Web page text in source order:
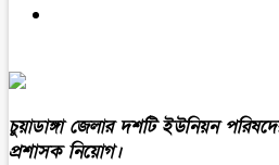
চুয়াডাঙ্গা জেলার দশটি ইউনিয়ন
প্রশাসক নিয়োগ।